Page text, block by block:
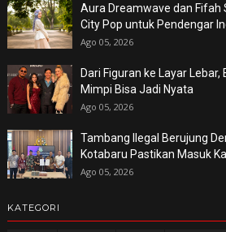
Aura Dreamwave dan Fifah
City Pop untuk Pendengar
Ago 05, 2026
Dari Figuran ke Layar
Mimpi Bisa Jadi Nyata
Ago 05, 2026
Tambang Ilegal Berujung
Kotabaru Pastikan Masuk
Ago 05, 2026
KATEGORI